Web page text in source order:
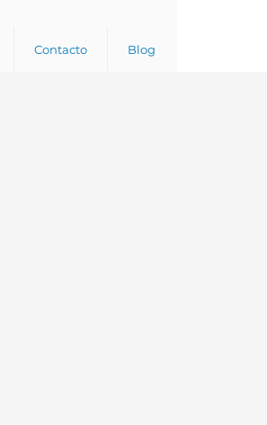
Contacto Blog